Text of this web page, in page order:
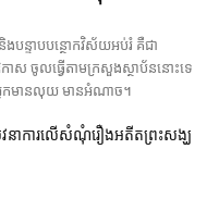
ង​បន្ទាបបន្ថោក​វិស័យ​អប់រំ គឺជា​
ាស ចូល​ធ្វើតាម​ក្រសួង​ស្ថាប័ន​នោះ​ទេ
នកមាន​លុយ មានអំណាច។
វនាការ​លើ​សំណុំរឿង​​អតីត​ព្រះសង្ឃ